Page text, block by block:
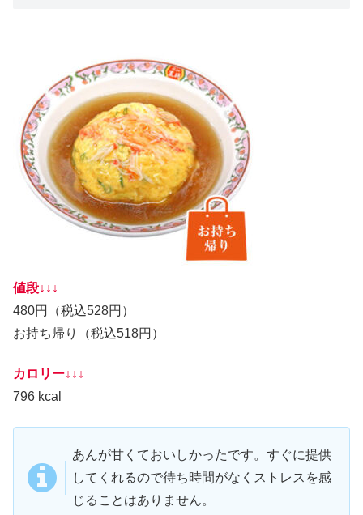
値段↓↓↓
480円（税込528円）
お持ち帰り（税込518円）
カロリー↓↓↓
796 kcal
あんが甘くておいしかったです。すぐに提供
してくれるので待ち時間がなくストレスを感
じることはありません。